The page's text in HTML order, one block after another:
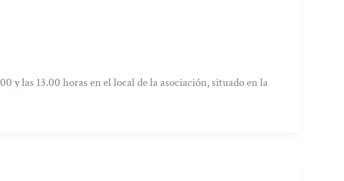
y las 13.00 horas en el local de la asociación, situado en la